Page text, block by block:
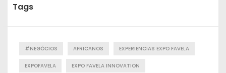
Tags
#NEGÓCIOS AFRICANOS EXPERIENCIAS EXPO FAVELA
EXPOFAVELA EXPO FAVELA INNOVATION